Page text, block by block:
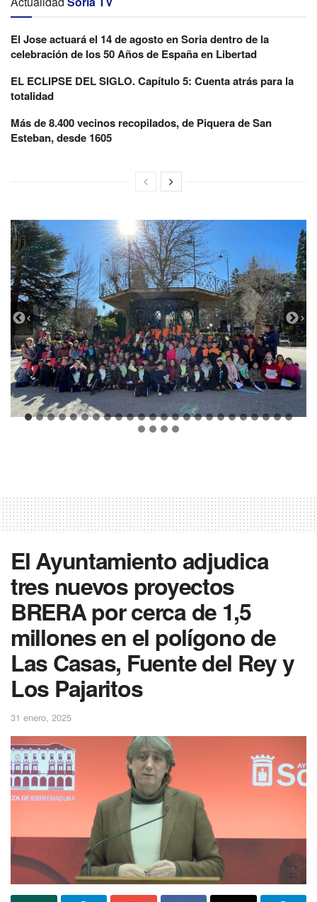
El Jose actuará el 14 de agosto en Soria dentro de la
celebración de los 50 Años de España en Libertad
EL ECLIPSE DEL SIGLO. Capítulo 5: Cuenta atrás para la
totalidad
Más de 8.400 vecinos recopilados, de Piquera de San
Esteban, desde 1605
El Ayuntamiento adjudica
tres nuevos proyectos
BRERA por cerca de 1,5
millones en el polígono de
Las Casas, Fuente del Rey y
Los Pajaritos
31 enero, 2025